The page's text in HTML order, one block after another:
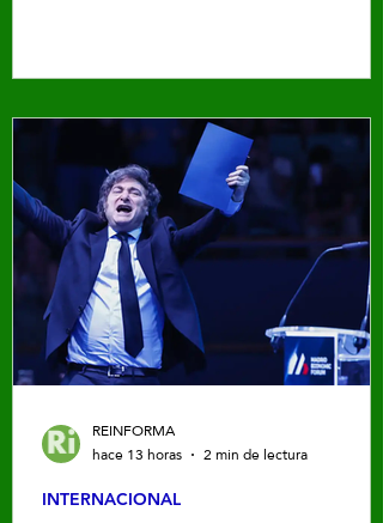
INTERNACIONAL
REINFORMA
hace 13 horas
2 min de lectura